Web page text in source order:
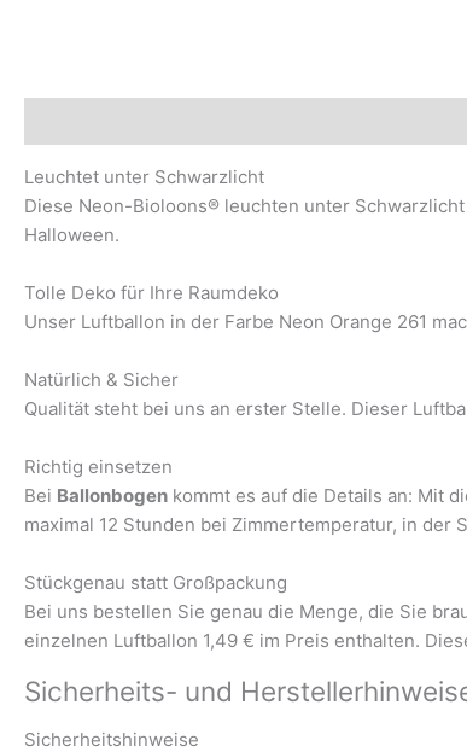
Leuchtet unter Schwarzlicht
Diese Neon-Bioloons® leuchten unter
Halloween.
Tolle Deko für Ihre Raumdeko
Unser Luftballon in der Farbe Neon Orange 261
Natürlich & Sicher
Qualität steht bei uns an erster Stelle. Dieser
Richtig einsetzen
Bei Ballonbogen kommt es auf die Details an: Mit
maximal 12 Stunden bei Zimmertemperatur, in der
Stückgenau statt Großpackung
Bei uns bestellen Sie genau die Menge, die Sie
einzelnen Luftballon 1,49 € im Preis enthalten.
Sicherheits- und
Sicherheitshinweise